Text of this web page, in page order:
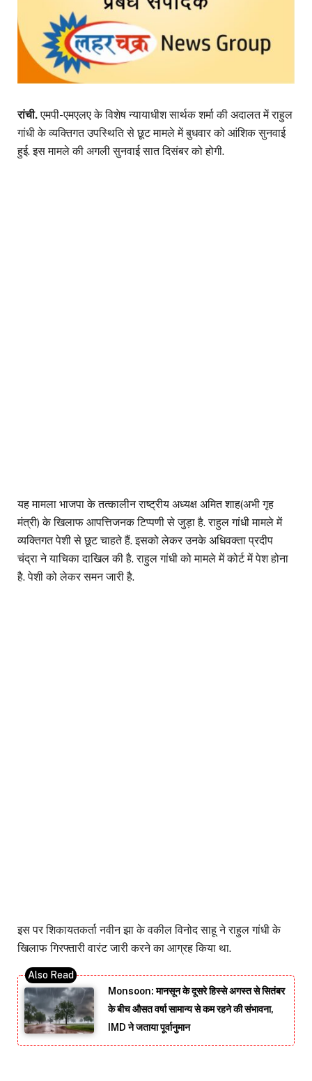
रांची.एमपी-एमएलए के विशेष न्यायाधीश सार्थक शर्मा की अदालत में राहुल
गांधी के व्यक्तिगत उपस्थिति से छूट मामले में बुधवार को आंशिक सुनवाई
हुई. इस मामले की अगली सुनवाई सात दिसंबर को होगी.
यह मामला भाजपा के तत्कालीन राष्ट्रीय अध्यक्ष अमित शाह(अभी गृह
मंत्री) के खिलाफ आपत्तिजनक टिप्पणी से जुड़ा है. राहुल गांधी मामले में
व्यक्तिगत पेशी से छूट चाहते हैं. इसको लेकर उनके अधिवक्ता प्रदीप
चंद्रा ने याचिका दाखिल की है. राहुल गांधी को मामले में कोर्ट में पेश होना
है. पेशी को लेकर समन जारी है.
इस पर शिकायतकर्ता नवीन झा के वकील विनोद साहू ने राहुल गांधी के
खिलाफ गिरफ्तारी वारंट जारी करने का आग्रह किया था.
Monsoon: मानसून के दूसरे हिस्से अगस्त से सितंबर
के बीच औसत वर्षा सामान्य से कम रहने की संभावना,
IMD ने जताया पूर्वानुमान